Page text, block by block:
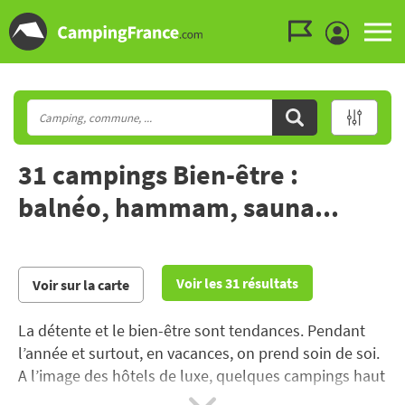
31 campings Bien-être :
balnéo, hammam, sauna...
Voir sur la carte Voir les 31 résultats
La détente et le bien-être sont tendances. Pendant
l’année et surtout, en vacances, on prend soin de soi.
A l’image des hôtels de luxe, quelques campings haut
de gamme proposent des services de balnéothérapie,